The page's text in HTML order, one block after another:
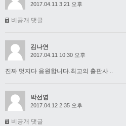
2017.04.11 3:21 오후
비공개 댓글
김나연
2017.04.11 10:30 오후
진짜 멋지다 응원합니다.최고의 출판사 ..
박선영
2017.04.12 2:35 오후
비공개 댓글